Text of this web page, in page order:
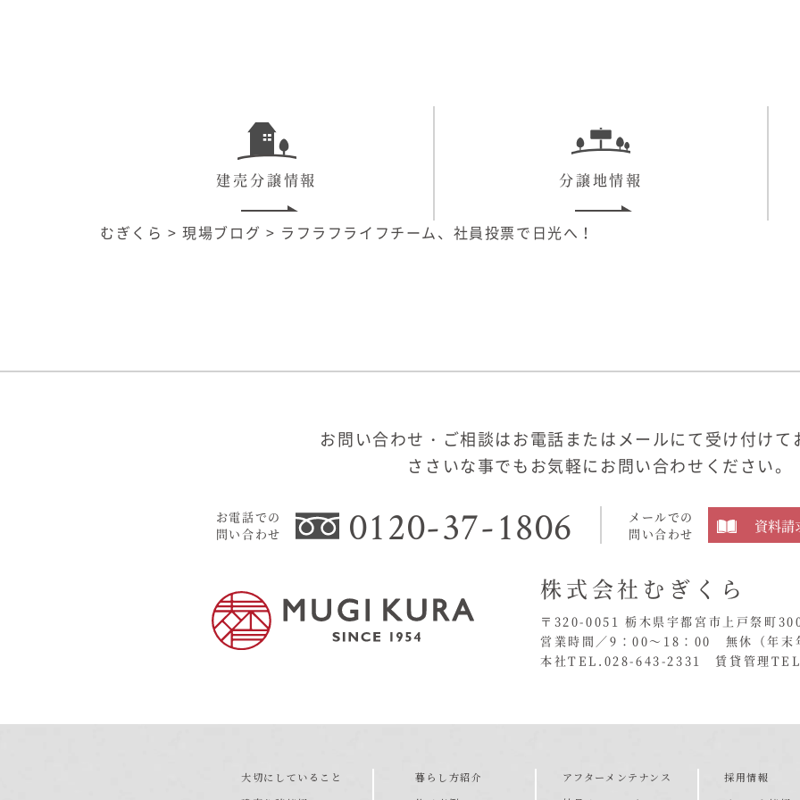
建売分譲情報 分譲地情報
むぎくら >現場ブログ > ラフラフライフチーム、社員投票で日光へ！
お問い合わせ・ご相談はお電話またはメールにて受け付けて
ささいな事でもお気軽にお問い合わせください。
お電話での
問い合わせ
0120-37-1806
メールでの
問い合わせ
資料請
株式会社むぎくら
〒320-0051 栃木県宇都宮市上戸祭町
営業時間／9：00〜18：00 無休 （年
本社TEL.028-643-2331
賃貸管理
大切にしていること
暮らし方紹介
アフターメンテナンス
採用情報